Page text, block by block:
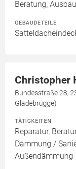
Beratung,
GEBÄUDETEILE
Christopher
Bundesstraße 28,
Gladebrügge)
TÄTIGKEITEN
Reparatur,
Dämmung /
Außendämmung